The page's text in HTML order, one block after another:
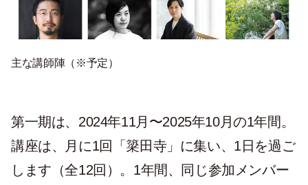
主な講師陣（※予定）
第一期は、2024年11月〜2025年10月の1年間。
講座は、月に1回「簗田寺」に集い、1日を過ご
します（全12回）。1年間、同じ参加メンバー